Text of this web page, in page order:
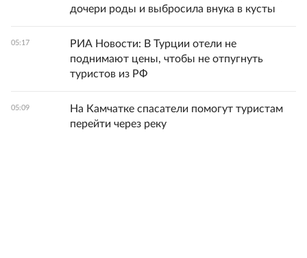
дочери роды и выбросила внука в кусты
05:17
РИА Новости: В Турции отели не
поднимают цены, чтобы не отпугнуть
туристов из РФ
05:09
На Камчатке спасатели помогут туристам
перейти через реку